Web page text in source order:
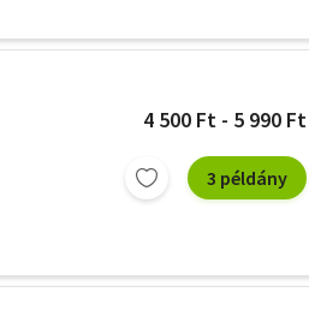
4 500 Ft - 5 990 Ft
3 példány